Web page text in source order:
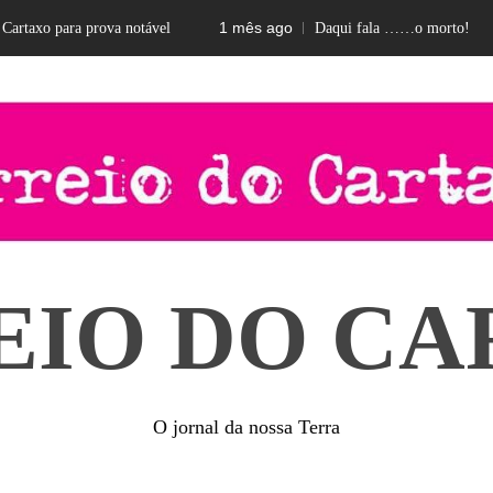
para prova notável 1 mês ago Daqui fala ……o morto!
DO
O jornal da nossa Terra